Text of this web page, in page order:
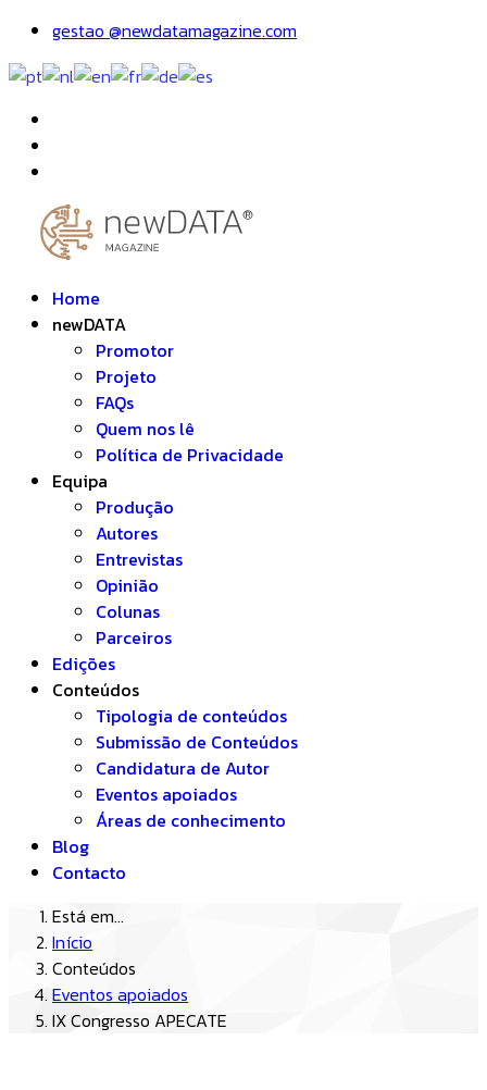
gestao @newdatamagazine.com
Home
newDATA
Promotor
Projeto
FAQs
Quem nos lê
Política de Privacidade
Equipa
Produção
Autores
Entrevistas
Opinião
Colunas
Parceiros
Edições
Conteúdos
Tipologia de conteúdos
Submissão de Conteúdos
Candidatura de Autor
Eventos apoiados
Áreas de conhecimento
Blog
Contacto
Está em...
Início
Conteúdos
Eventos apoiados
IX Congresso APECATE